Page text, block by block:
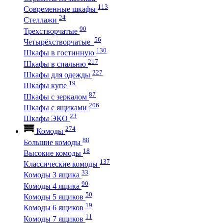
Современные шкафы 113
Стеллажи 24
Трехстворчатые 90
Четырёхстворчатые 56
Шкафы в гостинную 130
Шкафы в спальню 217
Шкафы для одежды 227
Шкафы купе 19
Шкафы с зеркалом 87
Шкафы с ящиками 206
Шкафы ЭКО 23
Комоды 274
Большие комоды 88
Высокие комоды 18
Классические комоды 137
Комоды 3 ящика 33
Комоды 4 ящика 90
Комоды 5 ящиков 50
Комоды 6 ящиков 19
Комоды 7 ящиков 11